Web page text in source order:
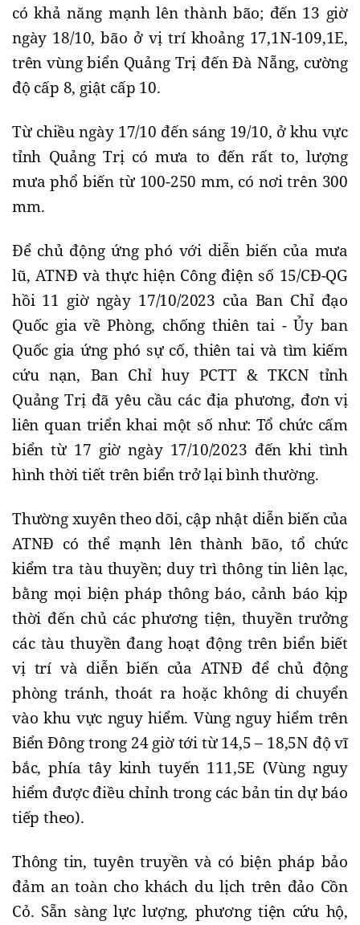
có khả năng mạnh lên thành bão; đến 13 giờ
ngày 18/10, bão ở vị trí khoảng 17,1N-109,1E,
trên vùng biển Quảng Trị đến Đà Nẵng, cường
độ cấp 8, giật cấp 10.
Từ chiều ngày 17/10 đến sáng 19/10, ở khu vực
tỉnh Quảng Trị có mưa to đến rất to, lượng
mưa phổ biến từ 100-250 mm, có nơi trên 300
mm.
Để chủ động ứng phó với diễn biến của mưa
lũ, ATNĐ và thực hiện Công điện số 15/CĐ-QG
hồi 11 giờ ngày 17/10/2023 của Ban Chỉ đạo
Quốc gia về Phòng, chống thiên tai - Ủy ban
Quốc gia ứng phó sự cố, thiên tai và tìm kiếm
cứu nạn, Ban Chỉ huy PCTT & TKCN tỉnh
Quảng Trị đã yêu cầu các địa phương, đơn vị
liên quan triển khai một số như: Tổ chức cấm
biển từ 17 giờ ngày 17/10/2023 đến khi tình
hình thời tiết trên biển trở lại bình thường.
Thường xuyên theo dõi, cập nhật diễn biến của
ATNĐ có thể mạnh lên thành bão, tổ chức
kiểm tra tàu thuyền; duy trì thông tin liên lạc,
bằng mọi biện pháp thông báo, cảnh báo kịp
thời đến chủ các phương tiện, thuyền trưởng
các tàu thuyền đang hoạt động trên biển biết
vị trí và diễn biến của ATNĐ để chủ động
phòng tránh, thoát ra hoặc không di chuyển
vào khu vực nguy hiểm. Vùng nguy hiểm trên
Biển Đông trong 24 giờ tới từ 14,5 – 18,5N độ vĩ
bắc, phía tây kinh tuyến 111,5E (Vùng nguy
hiểm được điều chỉnh trong các bản tin dự báo
tiếp theo).
Thông tin, tuyên truyền và có biện pháp bảo
đảm an toàn cho khách du lịch trên đảo Cồn
Cỏ. Sẵn sàng lực lượng, phương tiện cứu hộ,